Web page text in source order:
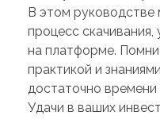
В этом
процесс скачивания,
на платформе.
практикой и
достаточно времени
Удачи в ваших